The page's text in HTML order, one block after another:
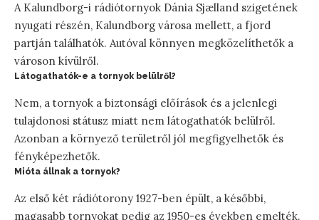
A Kalundborg-i rádiótornyok Dánia Sjælland szigetének
nyugati részén, Kalundborg városa mellett, a fjord
partján találhatók. Autóval könnyen megközelíthetők a
városon kívülről.
Látogathatók-e a tornyok belülről?
Nem, a tornyok a biztonsági előírások és a jelenlegi
tulajdonosi státusz miatt nem látogathatók belülről.
Azonban a környező területről jól megfigyelhetők és
fényképezhetők.
Mióta állnak a tornyok?
Az első két rádiótorony 1927-ben épült, a későbbi,
magasabb tornyokat pedig az 1950-es években emelték.